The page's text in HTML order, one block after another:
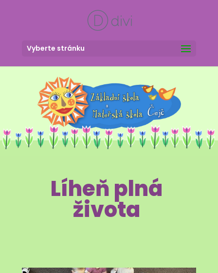
Vyberte stránku
Líheň plná
života